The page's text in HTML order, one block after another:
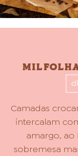
Camadas
intercalam
amargo, ao
sobremesa